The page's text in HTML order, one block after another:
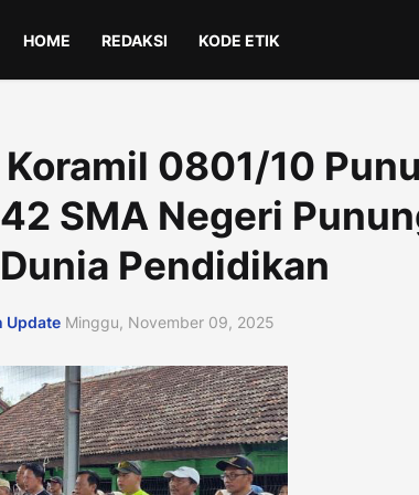
HOME REDAKSI KODE ETIK
0801/10
SMA Negeri
Pendidikan
Update Minggu, November 09, 2025